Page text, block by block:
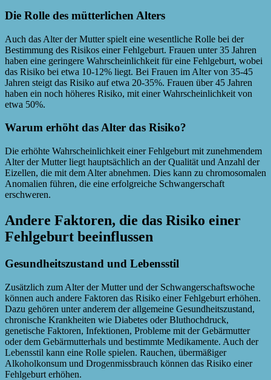
Die Rolle des mütterlichen Alters
Auch das Alter der Mutter spielt eine wesentliche Rolle bei der
Bestimmung des Risikos einer Fehlgeburt. Frauen unter 35 Jahren
haben eine geringere Wahrscheinlichkeit für eine Fehlgeburt, wobei
das Risiko bei etwa 10-12% liegt. Bei Frauen im Alter von 35-45
Jahren steigt das Risiko auf etwa 20-35%. Frauen über 45 Jahren
haben ein noch höheres Risiko, mit einer Wahrscheinlichkeit von
etwa 50%.
Warum erhöht das Alter das Risiko?
Die erhöhte Wahrscheinlichkeit einer Fehlgeburt mit zunehmendem
Alter der Mutter liegt hauptsächlich an der Qualität und Anzahl der
Eizellen, die mit dem Alter abnehmen. Dies kann zu chromosomalen
Anomalien führen, die eine erfolgreiche Schwangerschaft
erschweren.
Andere Faktoren, die das Risiko einer
Fehlgeburt beeinflussen
Gesundheitszustand und Lebensstil
Zusätzlich zum Alter der Mutter und der Schwangerschaftswoche
können auch andere Faktoren das Risiko einer Fehlgeburt erhöhen.
Dazu gehören unter anderem der allgemeine Gesundheitszustand,
chronische Krankheiten wie Diabetes oder Bluthochdruck,
genetische Faktoren, Infektionen, Probleme mit der Gebärmutter
oder dem Gebärmutterhals und bestimmte Medikamente. Auch der
Lebensstil kann eine Rolle spielen. Rauchen, übermäßiger
Alkoholkonsum und Drogenmissbrauch können das Risiko einer
Fehlgeburt erhöhen.